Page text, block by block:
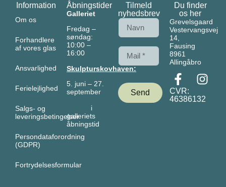
Information
Om os
Forhandlere
af vores glas
Ansvarlighed
Ferielejlighed
Salgs- og
leveringsbetingelser
Persondataforordning
(GDPR)
Fortrydelsesformular
Åbningstider
Galleriet
Fredag –
søndag:
10:00 –
16:00
Skulpturskovhaven:
5. juni – 27.
september
i
galleriets
åbningstid
Tilmeld
nyhedsbrev
Send
Du finder
os her
Grevelsgaard
Vestervangsvej
14,
Fausing
8961
Allingåbro
CVR:
46386132